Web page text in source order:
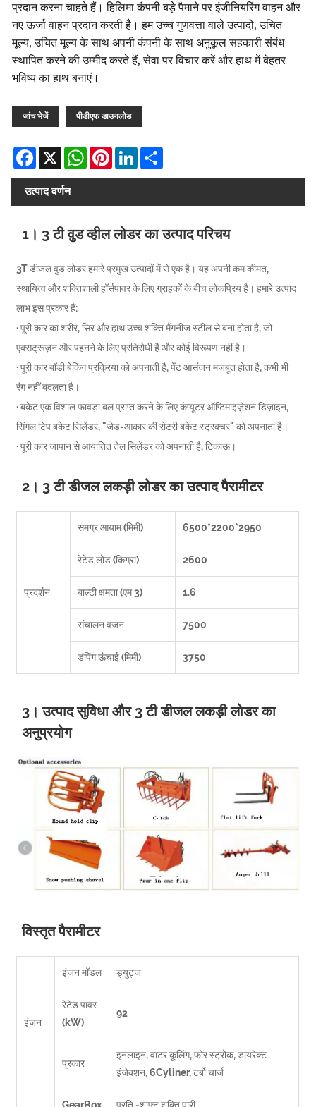
प्रदान करना चाहते हैं। हिलिमा कंपनी बड़े पैमाने पर इंजीनियरिंग वाहन और
नए ऊर्जा वाहन प्रदान करती है। हम उच्च गुणवत्ता वाले उत्पादों, उचित
मूल्य, उचित मूल्य के साथ अपनी कंपनी के साथ अनुकूल सहकारी संबंध
स्थापित करने की उम्मीद करते हैं, सेवा पर विचार करें और हाथ में बेहतर
भविष्य का हाथ बनाएं।
जांच भेजें पीडीएफ डाउनलोड
Facebook
X WhatsApp
PinterestLinkedIn
उत्पाद वर्णन
1। 3 टी वुड व्हील लोडर का उत्पाद परिचय
3T डीजल वुड लोडर हमारे प्रमुख उत्पादों में से एक है। यह अपनी कम कीमत,
स्थायित्व और शक्तिशाली हॉर्सपावर के लिए ग्राहकों के बीच लोकप्रिय है। हमारे उत्पाद
लाभ इस प्रकार हैं:
· पूरी कार का शरीर, सिर और हाथ उच्च शक्ति मैंगनीज स्टील से बना होता है, जो
एक्सट्रूज़न और पहनने के लिए प्रतिरोधी है और कोई विरूपण नहीं है।
· पूरी कार बॉडी बेकिंग प्रक्रिया को अपनाती है, पेंट आसंजन मजबूत होता है, कभी भी
रंग नहीं बदलता है।
· बकेट एक विशाल फावड़ा बल प्राप्त करने के लिए कंप्यूटर ऑप्टिमाइज़ेशन डिज़ाइन,
सिंगल टिप बकेट सिलेंडर, "जेड-आकार की रोटरी बकेट स्ट्रक्चर" को अपनाता है।
· पूरी कार जापान से आयातित तेल सिलेंडर को अपनाती है, टिकाऊ।
2। 3 टी डीजल लकड़ी लोडर का उत्पाद पैरामीटर
प्रदर्शन
समग्र आयाम (मिमी) 6500*2200*2950
रेटेड लोड (किग्रा) 2600
बाल्टी क्षमता (एम 3) 1.6
संचालन वजन 7500
डंपिंग ऊंचाई (मिमी) 3750
3। उत्पाद सुविधा और 3 टी डीजल लकड़ी लोडर का
अनुप्रयोग
विस्तृत पैरामीटर
इंजन
इंजन मॉडल ड्युट्ज
रेटेड पावर
(kW)
92
प्रकार
इनलाइन, वाटर कूलिंग, फोर स्ट्रोक, डायरेक्ट
इंजेक्शन, 6Cyliner, टर्बो चार्ज